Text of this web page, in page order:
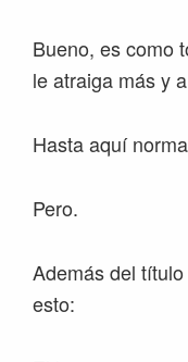
Bueno, es como
le atraiga más y
Hasta aquí
Pero.
Además del
esto: